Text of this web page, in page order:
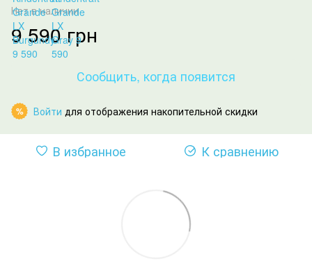
Нет в наличии
9 590 грн
Сообщить, когда появится
% Войти для отображения накопительной скидки
В избранное К сравнению